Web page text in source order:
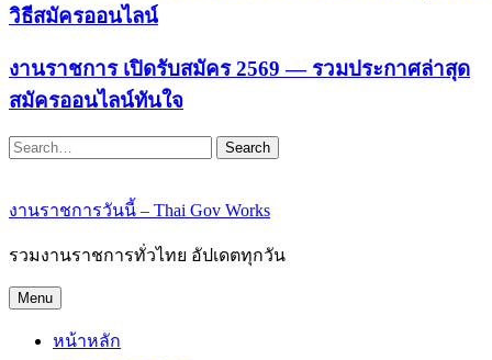
วิธีสมัครออนไลน์
งานราชการ เปิดรับสมัคร 2569 — รวมประกาศล่าสุด
สมัครออนไลน์ทันใจ
Search
งานราชการวันนี้ – Thai Gov Works
รวมงานราชการทั่วไทย อัปเดตทุกวัน
Menu
หน้าหลัก